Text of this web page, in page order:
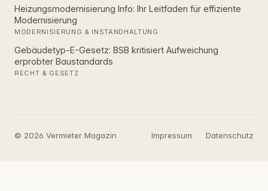
Heizungsmodernisierung Info: Ihr Leitfaden für effiziente
Modernisierung
MODERNISIERUNG & INSTANDHALTUNG
Gebäudetyp-E-Gesetz: BSB kritisiert Aufweichung
erprobter Baustandards
RECHT & GESETZ
© 2026 Vermieter Magazin Impressum Datenschutz